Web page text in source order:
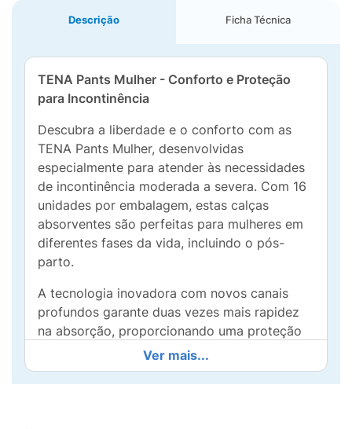
Descrição Ficha Técnica
TENA Pants Mulher - Conforto e Proteção
para Incontinência
Descubra a liberdade e o conforto com as
TENA Pants Mulher, desenvolvidas
especialmente para atender às necessidades
de incontinência moderada a severa. Com 16
unidades por embalagem, estas calças
absorventes são perfeitas para mulheres em
diferentes fases da vida, incluindo o pós-
parto.
A tecnologia inovadora com novos canais
profundos garante duas vezes mais rapidez
na absorção, proporcionando uma proteção
duradoura e segura. O design
cuidadosamente projetado permite um ajuste
confortável e discreto, permitindo que você
Ver mais...